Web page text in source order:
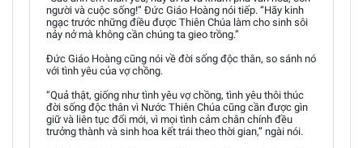
người và cuộc sống!” Đức Giáo Hoàng nói tiếp. “Hãy kinh
ngạc trước những điều được Thiên Chúa làm cho sinh sôi
nảy nở mà không cần chúng ta gieo trồng.”
Đức Giáo Hoàng cũng nói về đời sống độc thân, so sánh nó
với tình yêu của vợ chồng.
“Quả thật, giống như tình yêu vợ chồng, tình yêu thôi thúc
đời sống độc thân vì Nước Thiên Chúa cũng cần được gìn
giữ và liên tục đổi mới, vì mọi tình cảm chân chính đều
trưởng thành và sinh hoa kết trái theo thời gian,” ngài nói.